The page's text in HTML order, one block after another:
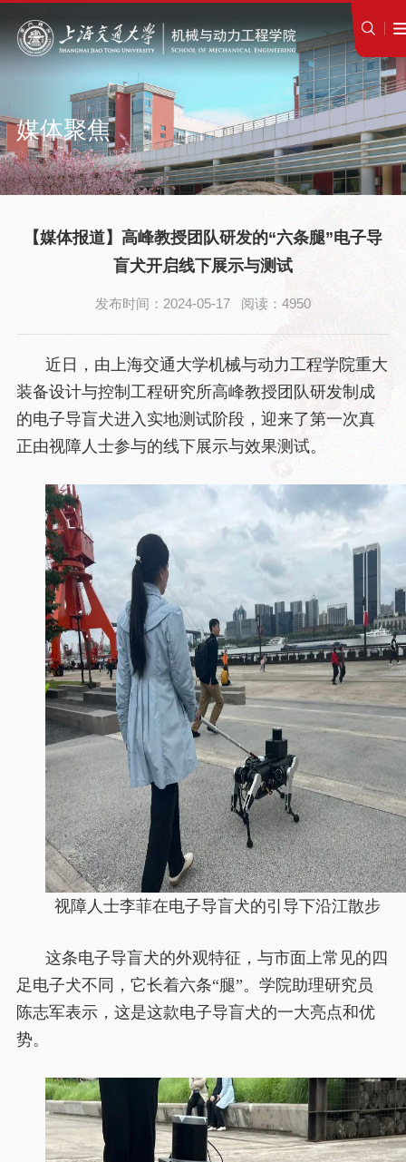
媒体聚焦
【媒体报道】高峰教授团队研发的“六条腿”电子导
盲犬开启线下展示与测试
发布时间：2024-05-17 阅读：4950
近日，由上海交通大学机械与动力工程学院重大
装备设计与控制工程研究所高峰教授团队研发制成
的电子导盲犬进入实地测试阶段，迎来了第一次真
正由视障人士参与的线下展示与效果测试。
视障人士李菲在电子导盲犬的引导下沿江散步
这条电子导盲犬的外观特征，与市面上常见的四
足电子犬不同，它长着六条“腿”。学院助理研究员
陈志军表示，这是这款电子导盲犬的一大亮点和优
势。